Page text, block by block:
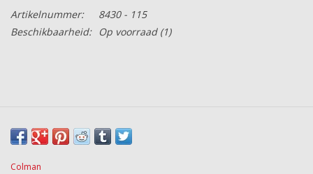
Artikelnummer:
8430 - 115
Beschikbaarheid:
Op voorraad(1)
Colman